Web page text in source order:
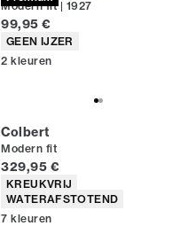
Modern fit | 1927
Huidige prijs
99,95 €
Producteigenschappen
GEEN IJZER
2 kleuren
Colbert
Modern fit
Huidige prijs
329,95 €
Producteigenschappen
KREUKVRIJ
WATERAFSTOTEND
7 kleuren